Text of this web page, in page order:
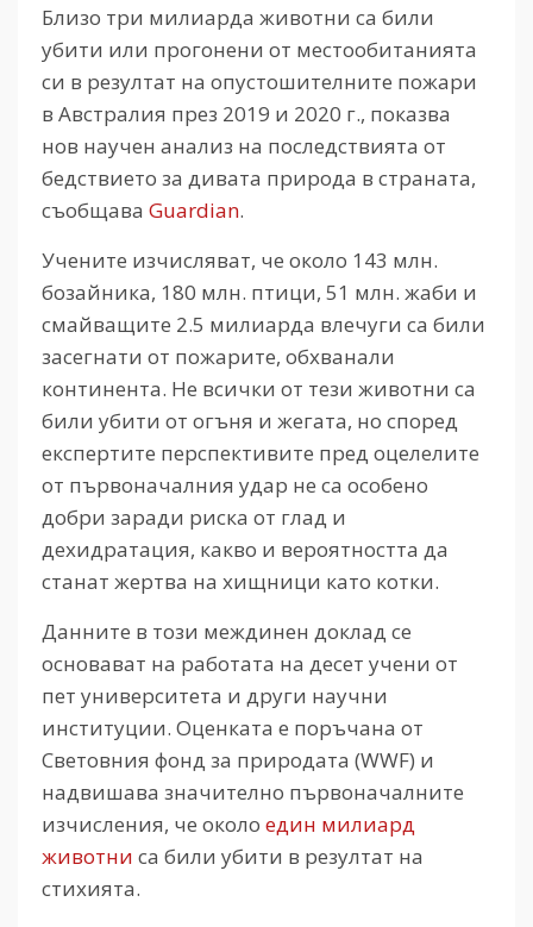
Близо три милиарда животни са били
убити или прогонени от местообитанията
си в резултат на опустошителните пожари
в Австралия през 2019 и 2020 г., показва
нов научен анализ на последствията от
бедствието за дивата природа в страната,
съобщава Guardian.
Учените изчисляват, че около 143 млн.
бозайника, 180 млн. птици, 51 млн. жаби и
смайващите 2.5 милиарда влечуги са били
засегнати от пожарите, обхванали
континента. Не всички от тези животни са
били убити от огъня и жегата, но според
експертите перспективите пред оцелелите
от първоначалния удар не са особено
добри заради риска от глад и
дехидратация, какво и вероятността да
станат жертва на хищници като котки.
Данните в този междинен доклад се
основават на работата на десет учени от
пет университета и други научни
институции. Оценката е поръчана от
Световния фонд за природата (WWF) и
надвишава значително първоначалните
изчисления, че около един милиард
животни са били убити в резултат на
стихията.